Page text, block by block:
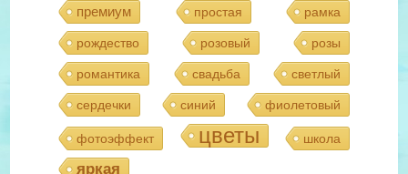
премиум
простая рамка
рождество розовый розы
романтика свадьба светлый
сердечки синий фиолетовый
фотоэффект цветы школа
яркая